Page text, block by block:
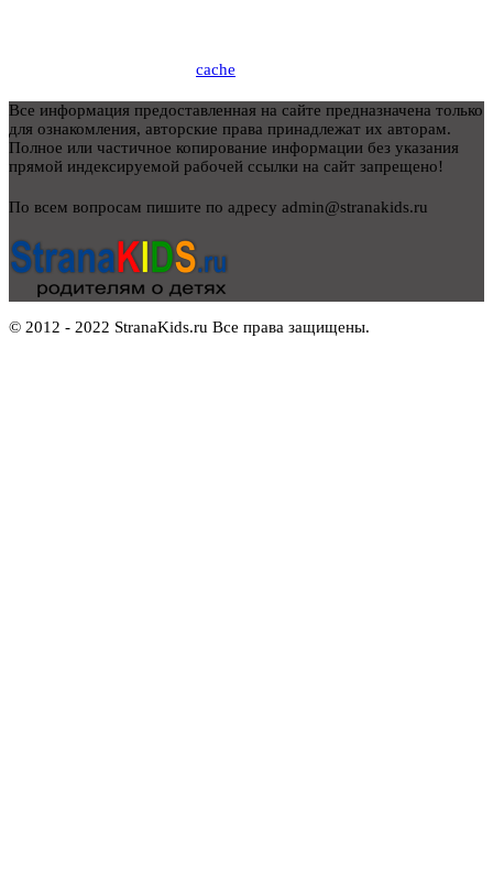
cache
Все информация предоставленная на сайте предназначена только
для ознакомления, авторские права принадлежат их авторам.
Полное или частичное копирование информации без указания
прямой индексируемой рабочей ссылки на сайт запрещено!
По всем вопросам пишите по адресу admin@stranakids.ru
© 2012 - 2022 StranaKids.ru Все права защищены.